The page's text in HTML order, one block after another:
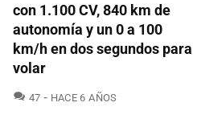
con 1.100 CV, 840 km de
autonomía y un 0 a 100
km/h en dos segundos para
volar
47 COMENTARIOS
HACE 6 AÑOS